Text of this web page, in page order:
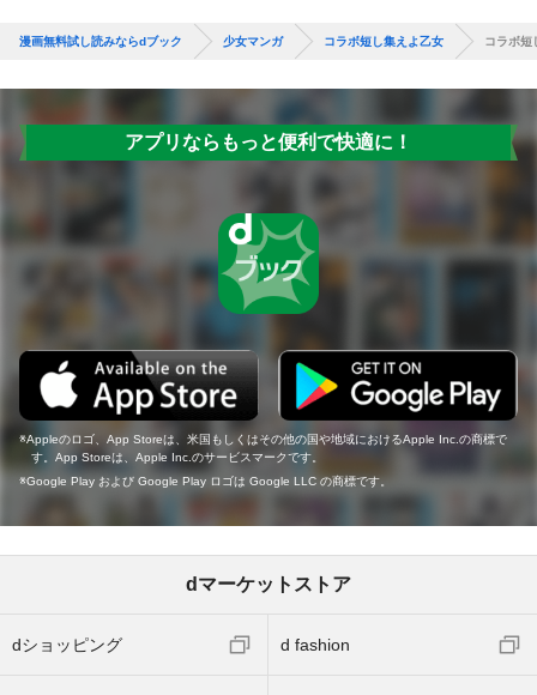
漫画無料試し読みならdブック 少女マンガ コラボ短し集えよ乙女 コラボ短
アプリならもっと便利で快適に！
Appleのロゴ、App Storeは、米国もしくはその他の国や地域におけるApple Inc.の商標で
す。App Storeは、Apple Inc.のサービスマークです。
Google Play および Google Play ロゴは Google LLC の商標です。
dマーケットストア
dショッピング d fashion